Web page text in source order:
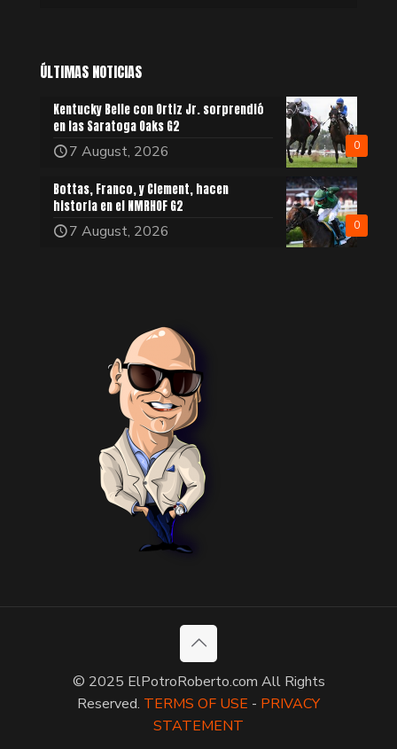
ÚLTIMAS NOTICIAS
0
Kentucky Belle con Ortiz Jr. sorprendió
en las Saratoga Oaks G2
7 August, 2026
0
Bottas, Franco, y Clement, hacen
historia en el NMRHOF G2
7 August, 2026
© 2025 ElPotroRoberto.com All Rights
Reserved. TERMS OF USE - PRIVACY
STATEMENT